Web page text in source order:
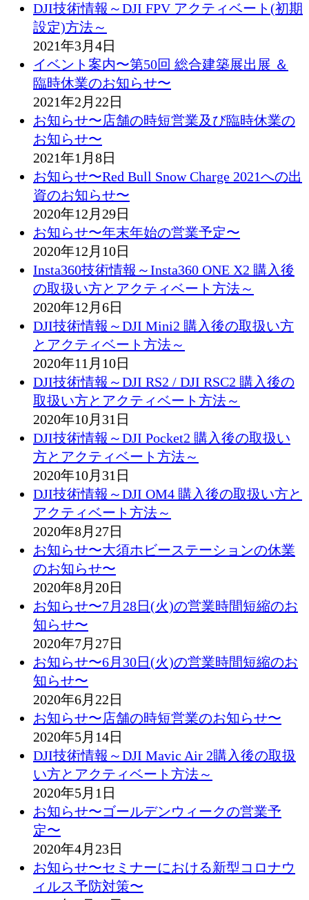
DJI技術情報～DJI FPV アクティベート(初期
設定)方法～
2021年3月4日
イベント案内〜第50回 総合建築展出展 ＆
臨時休業のお知らせ〜
2021年2月22日
お知らせ〜店舗の時短営業及び臨時休業の
お知らせ〜
2021年1月8日
お知らせ〜Red Bull Snow Charge 2021への出
資のお知らせ〜
2020年12月29日
お知らせ〜年末年始の営業予定〜
2020年12月10日
Insta360技術情報～Insta360 ONE X2 購入後
の取扱い方とアクティベート方法～
2020年12月6日
DJI技術情報～DJI Mini2 購入後の取扱い方
とアクティベート方法～
2020年11月10日
DJI技術情報～DJI RS2 / DJI RSC2 購入後の
取扱い方とアクティベート方法～
2020年10月31日
DJI技術情報～DJI Pocket2 購入後の取扱い
方とアクティベート方法～
2020年10月31日
DJI技術情報～DJI OM4 購入後の取扱い方と
アクティベート方法～
2020年8月27日
お知らせ〜大須ホビーステーションの休業
のお知らせ〜
2020年8月20日
お知らせ〜7月28日(火)の営業時間短縮のお
知らせ〜
2020年7月27日
お知らせ〜6月30日(火)の営業時間短縮のお
知らせ〜
2020年6月22日
お知らせ〜店舗の時短営業のお知らせ〜
2020年5月14日
DJI技術情報～DJI Mavic Air 2購入後の取扱
い方とアクティベート方法～
2020年5月1日
お知らせ〜ゴールデンウィークの営業予
定〜
2020年4月23日
お知らせ〜セミナーにおける新型コロナウ
ィルス予防対策〜